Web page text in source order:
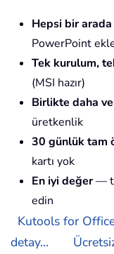
Hepsi bir
PowerPoint
Tek kurulum,
(MSI hazır)
Birlikte daha
üretkenlik
30 günlük tam
kartı yok
En iyi değer—
edin
Kutools for
detay...